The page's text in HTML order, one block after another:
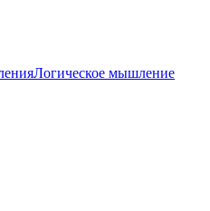
Логическое мышление